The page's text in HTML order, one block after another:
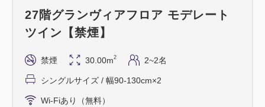
27階グランヴィアフロア モデレート
ツイン【禁煙】
禁煙 30.00m2 2~2名
シングルサイズ / 幅90-130cm×2
Wi-Fiあり（無料）